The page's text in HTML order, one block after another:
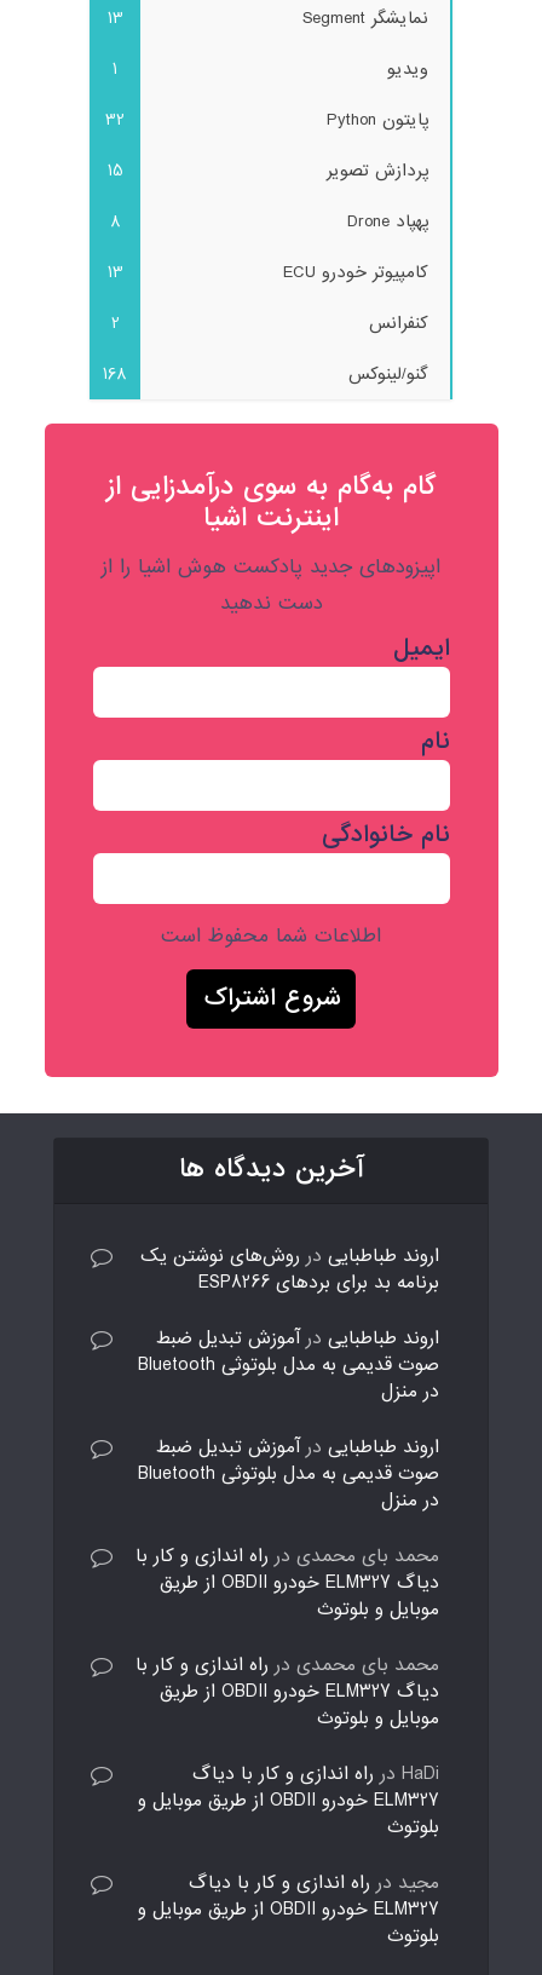
نمایشگر Segment
13
ویدیو
1
پایتون Python
32
پردازش تصویر
15
پهپاد Drone
8
کامپیوتر خودرو ECU
13
کنفرانس
2
گنو/لینوکس
168
گام به‌گام به‌ سوی درآمدزایی از
اینترنت اشیا
اپیزودهای جدید پادکست هوش اشیا را از
دست ندهید
ایمیل
نام
نام خانوادگی
اطلاعات شما محفوظ است
آخرین دیدگاه ها
اروند طباطبایی در روش‌های نوشتن یک
برنامه بد برای بردهای ESP8266
اروند طباطبایی درآموزش تبدیل ضبط
صوت قدیمی به مدل بلوتوثی Bluetooth
در منزل
اروند طباطبایی درآموزش تبدیل ضبط
صوت قدیمی به مدل بلوتوثی Bluetooth
در منزل
محمد بای محمدی در راه اندازی و کار با
دیاگ ELM327 خودرو OBDII از طریق
موبایل و بلوتوث
محمد بای محمدی در راه اندازی و کار با
دیاگ ELM327 خودرو OBDII از طریق
موبایل و بلوتوث
HaDi در راه اندازی و کار با دیاگ
ELM327 خودرو OBDII از طریق موبایل و
بلوتوث
مجید در راه اندازی و کار با دیاگ
ELM327 خودرو OBDII از طریق موبایل و
بلوتوث